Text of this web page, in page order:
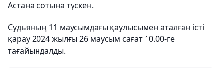
Астана сотына түскен.
Судьяның 11 маусымдағы қаулысымен аталған істі
қарау 2024 жылғы 26 маусым сағат 10.00-ге
тағайындалды.